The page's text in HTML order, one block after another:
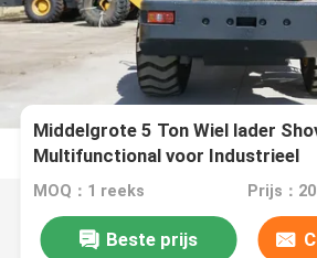
Middelgrote 5 Ton Wiel lader
Multifunctional voor Industrieel
MOQ：1 reeks Prijs：
Beste prijs